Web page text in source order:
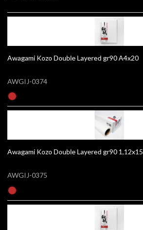
Awagami Kozo Double Layered gr90 A4x20
AWGIJ-0374
Awagami Kozo Double Layered gr90 1,12x15
AWGIJ-0375